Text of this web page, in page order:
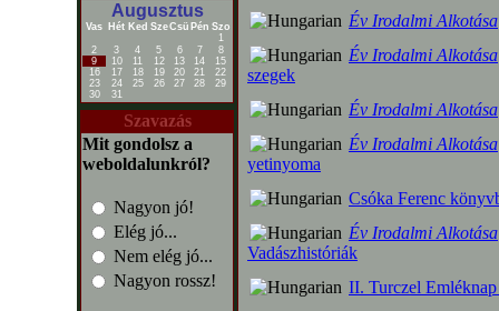
Augusztus
Vas Hét Ked SzeCsü Pén Szo
1
2
3 4 5 6 7
8
9
10 11 12 13 14
15
16
17 18 19 20 21
22
23
24 25 26 27 28
29
30
31
Szavazás
Mit gondolsz a
weboldalunkról?
Nagyon jó!
Elég jó...
Nem elég jó...
Nagyon rossz!
Év Irodalmi Alkotása
Év Irodalmi Alkotása
szegek
Év Irodalmi Alkotása
Év Irodalmi Alkotása
yetinyoma
Csóka Ferenc
Év Irodalmi Alkotása
Vadászhistóriák
II. Turczel